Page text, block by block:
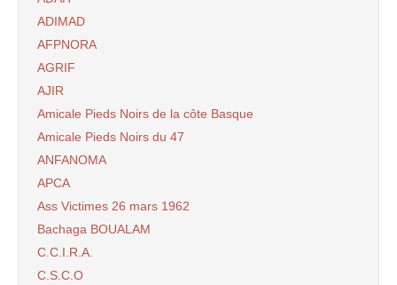
ADIMAD
AFPNORA
AGRIF
AJIR
Amicale Pieds Noirs de la côte Basque
Amicale Pieds Noirs du 47
ANFANOMA
APCA
Ass Victimes 26 mars 1962
Bachaga BOUALAM
C.C.I.R.A.
C.S.C.O